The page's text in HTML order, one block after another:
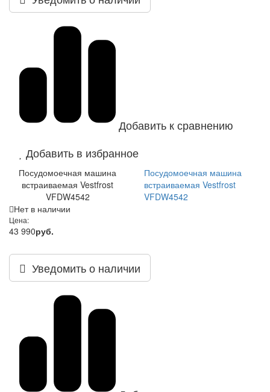
Добавить к сравнению
Добавить в избранное
Посудомоечная машина
встраиваемая Vestfrost
VFDW4542
Посудомоечная машина
встраиваемая Vestfrost
VFDW4542
Нет в наличии
Цена:
43 990руб.
Уведомить о наличии